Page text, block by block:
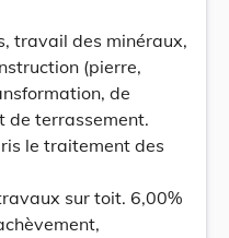
travail des minéraux,
(pierre,
de
de terrassement.
le traitement des
sur toit. 6,00%